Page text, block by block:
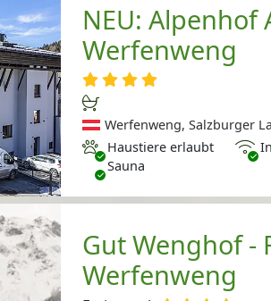
NEU: Alpenhof
Werfenweng
Werfenweng, Salzburger
Haustiere erlaubt
Haustiere erlaubt
Sauna
Gut Wenghof -
Werfenweng